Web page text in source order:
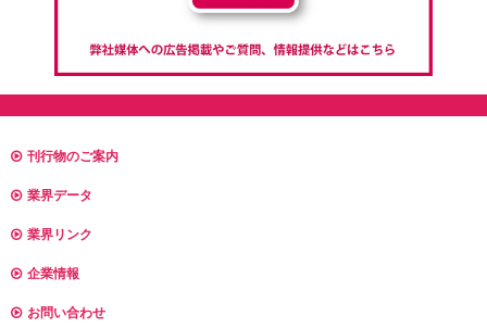
刊行物のご案内
業界データ
業界リンク
企業情報
お問い合わせ